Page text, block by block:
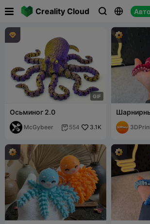
Creality Cloud  
GIF

Осьминог 2.0
McGybeer  554 3.1K